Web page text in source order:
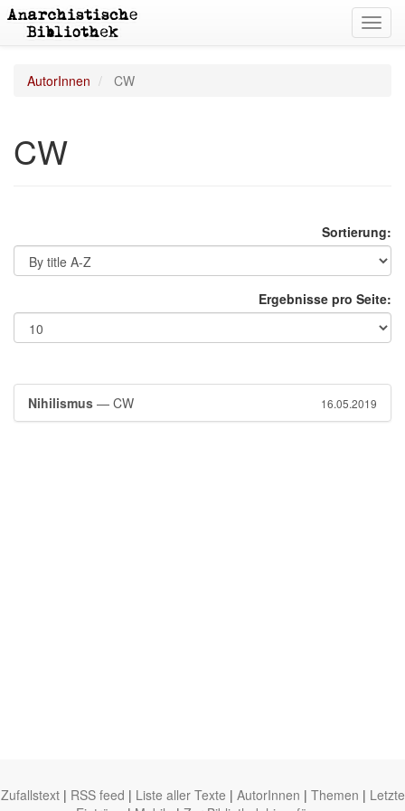
AutorInnen CW
CW
Sortierung:
Ergebnisse pro Seite:
Nihilismus — CW 16.05.2019
Zufallstext | RSS feed | Liste aller Texte | AutorInnen | Themen | Letzte